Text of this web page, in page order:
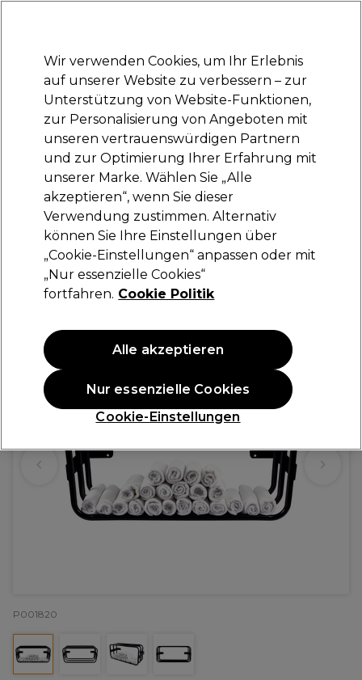
Anmelden
Marken Deals Haare Elektrogeräte Saloneinrichtung
Lieferung und Lieferzeiten
– mehr erfahren
S-PRO Handtuchhalter Schwarz
0
68,87 €137,75 €
P001820
Wir verwenden Cookies, um Ihr Erlebnis
auf unserer Website zu verbessern – zur
Unterstützung von Website-Funktionen,
zur Personalisierung von Angeboten mit
unseren vertrauenswürdigen Partnern
und zur Optimierung Ihrer Erfahrung mit
unserer Marke. Wählen Sie „Alle
akzeptieren“, wenn Sie dieser
Verwendung zustimmen. Alternativ
können Sie Ihre Einstellungen über
„Cookie-Einstellungen“ anpassen oder mit
„Nur essenzielle Cookies“
fortfahren. Cookie Politik
Cookie-Einstellungen
Nur essenzielle Cookies
Alle akzeptieren